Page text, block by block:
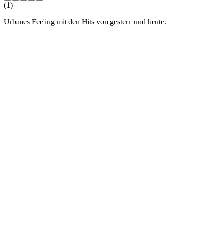
(1)
Urbanes Feeling mit den Hits von gestern und heute.